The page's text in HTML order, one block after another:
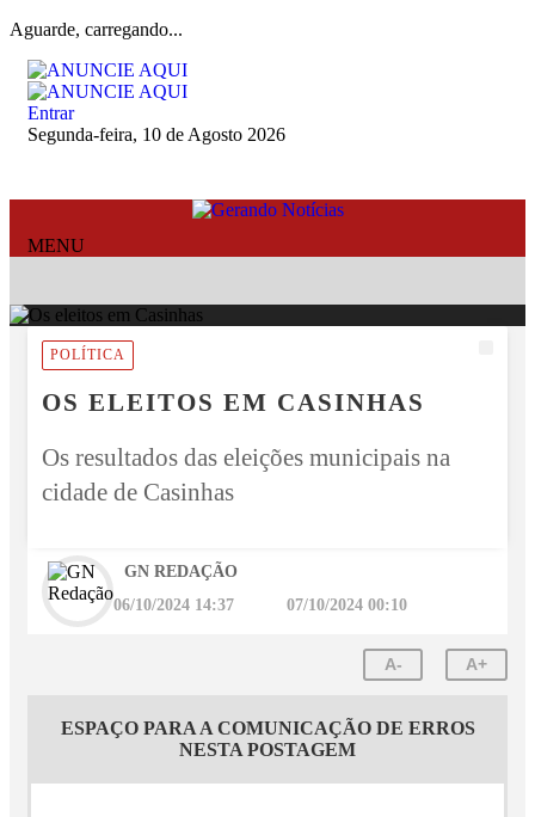
Aguarde, carregando...
Entrar
Segunda-feira, 10 de Agosto 2026
MENU
POLÍTICA
OS ELEITOS EM CASINHAS
Os resultados das eleições municipais na
cidade de Casinhas
GN REDAÇÃO
06/10/2024 14:37 07/10/2024 00:10
A- A+
ESPAÇO PARA A COMUNICAÇÃO DE ERROS
NESTA POSTAGEM